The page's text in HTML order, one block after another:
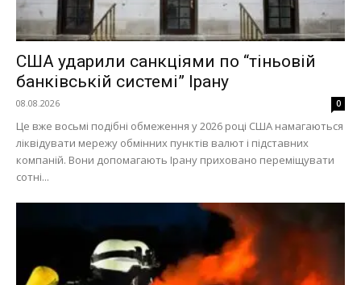
США ударили санкціями по “тіньовій
банківській системі” Ірану
08.08.2026 0
Це вже восьмі подібні обмеження у 2026 році США намагаються
ліквідувати мережу обмінних пунктів валют і підставних
компаній. Вони допомагають Ірану приховано переміщувати
сотні...